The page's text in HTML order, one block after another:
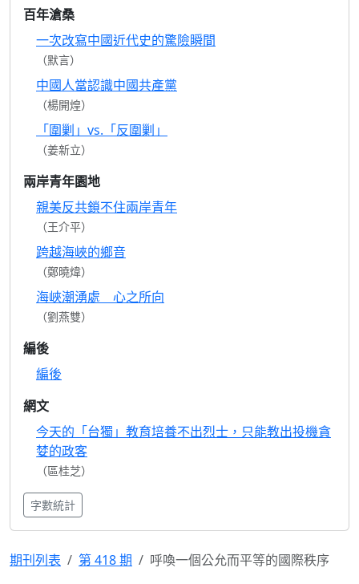
百年滄桑
一次改寫中國近代史的驚險瞬間
（默言）
中國人當認識中國共產黨
（楊開煌）
「圍剿」vs.「反圍剿」
（姜新立）
兩岸青年園地
親美反共鎖不住兩岸青年
（王介平）
跨越海峽的鄉音
（鄭曉煒）
海峽潮湧處 心之所向
（劉燕雙）
編後
編後
網文
今天的「台獨」教育培養不出烈士，只能教出投機貪
婪的政客
（區桂芝）
字數統計
期刊列表 第 418 期 呼喚一個公允而平等的國際秩序